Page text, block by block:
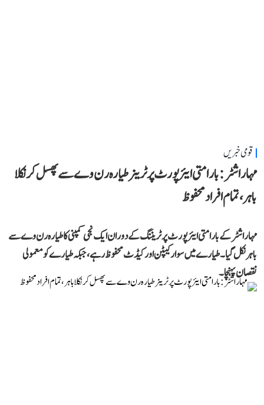
قومی خبریں
مہاراشٹر: بارامتی ایئرپورٹ پر ٹرینر طیارہ رن وے سے پھسل کر نکلا
باہر، تمام افراد محفوظ
مہاراشٹر کے بارامتی ایئرپورٹ پر ٹریننگ کے دوران ایک نجی کمپنی کا طیارہ رن وے سے
باہر نکل گیا۔ طیارے میں سوار کیپٹن اور کیڈٹ محفوظ رہے، جبکہ طیارے کو معمولی
نقصان پہنچا۔